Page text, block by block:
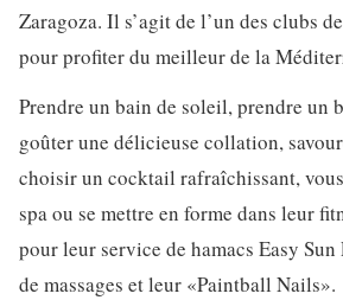
Zaragoza. Il s’agit de l’un des clubs
pour profiter du meilleur de la
Prendre un bain de soleil, prendre un
goûter une délicieuse collation,
choisir un cocktail rafraîchissant,
spa ou se mettre en forme dans leur
pour leur service de hamacs Easy
de massages et leur «Paintball Nails».